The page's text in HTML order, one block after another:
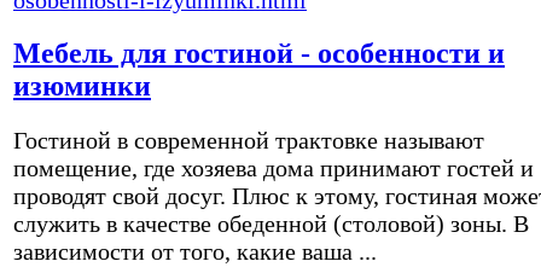
Мебель для гостиной - особенности и
изюминки
Гостиной в современной трактовке называют
помещение, где хозяева дома принимают гостей и
проводят свой досуг. Плюс к этому, гостиная
служить в качестве обеденной (столовой) зоны. В
зависимости от того, какие ваша ...